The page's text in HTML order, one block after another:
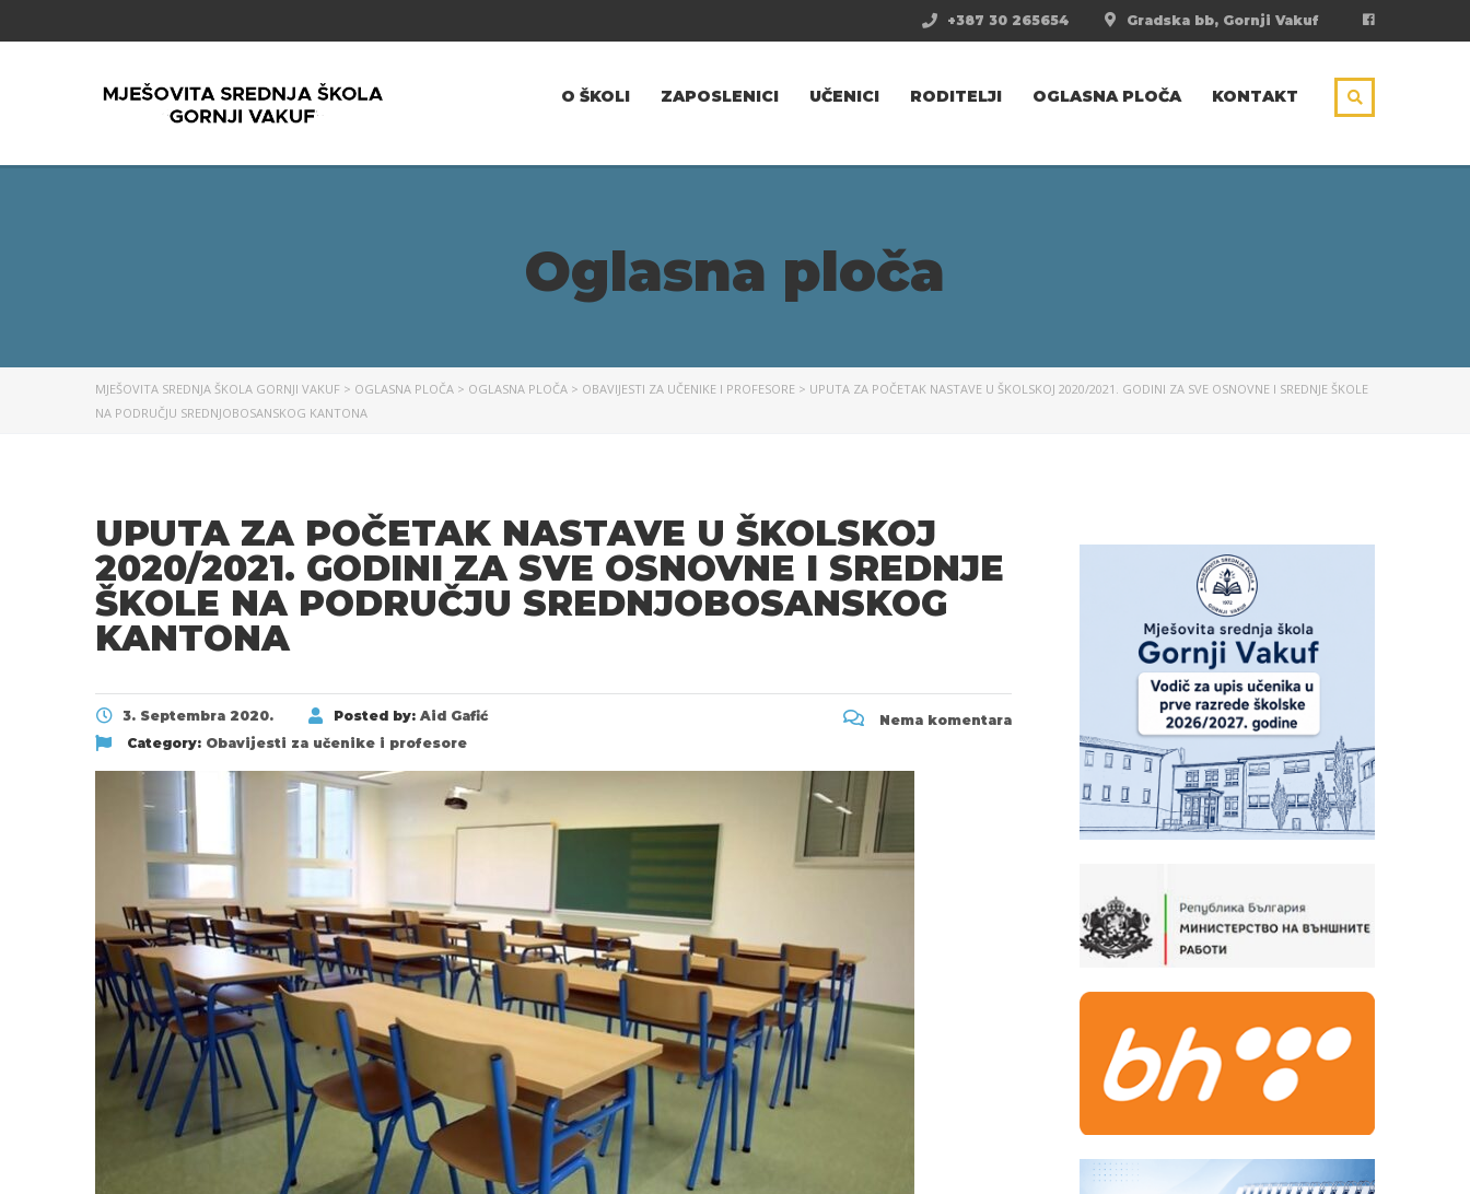
Gradska bb, Gornji Vakuf
+387 30 265654
O ŠKOLI ZAPOSLENICI UČENICI RODITELJI OGLASNA PLOČA KONTAKT
Oglasna ploča
MJEŠOVITA SREDNJA ŠKOLA GORNJI VAKUF > OGLASNA PLOČA > OGLASNA PLOČA > OBAVIJESTI ZA UČENIKE I PROFESORE > UPUTA ZA POČETAK NASTAVE U ŠKOLSKOJ 2020/2021. GODINI ZA SVE OSNOVNE I SREDNJE ŠKOLE
NA PODRUČJU SREDNJOBOSANSKOG KANTONA
UPUTA ZA POČETAK NASTAVE U ŠKOLSKOJ
2020/2021. GODINI ZA SVE OSNOVNE I SREDNJE
ŠKOLE NA PODRUČJU SREDNJOBOSANSKOG
KANTONA
3. Septembra 2020. Posted by: Aid Gafić
Category: Obavijesti za učenike i profesore
Nema komentara